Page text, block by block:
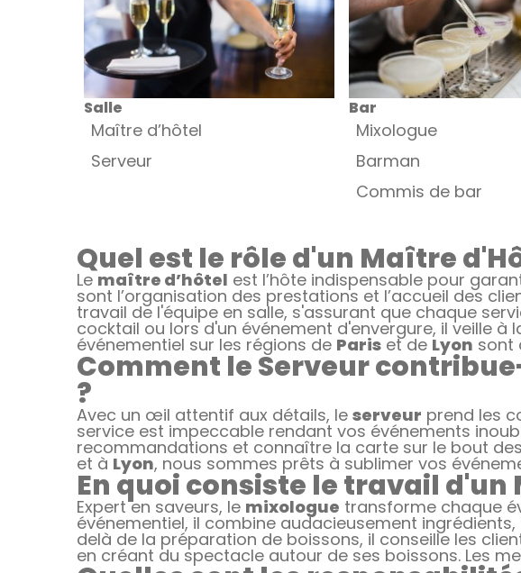
Salle
Maître d’hôtel
Serveur
Bar
Mixologue
Barman
Commis de bar
Quel est le rôle d'un Maître
Le maître d’hôtel est l’hôte indispensable pour
sont l’organisation des prestations et l’accueil des
travail de l'équipe en salle, s'assurant que chaque
cocktail ou lors d'un événement d'envergure, il veille
événementiel sur les régions de Paris et de Lyon sont
Comment le Serveur
?
Avec un œil attentif aux détails, le serveur prend les
service est impeccable rendant vos événements
recommandations et connaître la carte sur le bout
et à Lyon, nous sommes prêts à sublimer vos
En quoi consiste le travail
Expert en saveurs, le mixologue transforme chaque
événementiel, il combine audacieusement
delà de la préparation de boissons, il conseille les
en créant du spectacle autour de ses boissons. Les